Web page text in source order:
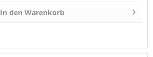
In den Warenkorb